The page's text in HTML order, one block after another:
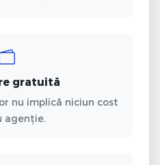
gratuită
nu implică niciun cost
agenție.